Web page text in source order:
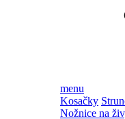
menu
Kosačky
Nožnice na